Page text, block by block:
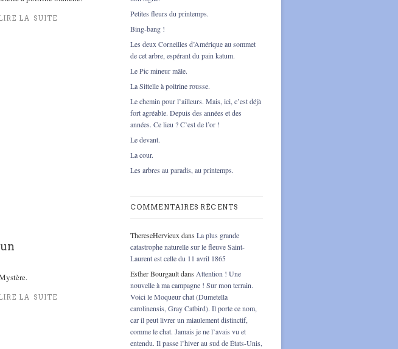
LA SUITE
LA SUITE
Petites fleurs du printemps.
Bing-bang !
Les deux Corneilles d’Amérique au sommet
de cet arbre, espérant du pain katum.
Le Pic mineur mâle.
La Sittelle à poitrine rousse.
Le chemin pour l’ailleurs. Mais, ici, c’est déjà
fort agréable. Depuis des années et des
années. Ce lieu ? C’est de l’or !
Le devant.
La cour.
Les arbres au paradis, au printemps.
COMMENTAIRES RÉCENTS
ThereseHervieux dans La plus grande
catastrophe naturelle sur le fleuve Saint-
Laurent est celle du 11 avril 1865
Esther Bourgaultdans Attention ! Une
nouvelle à ma campagne ! Sur mon terrain.
Voici le Moqueur chat (Dumetella
carolinensis, Gray Catbird). Il porte ce nom,
car il peut livrer un miaulement distinctif,
comme le chat. Jamais je ne l’avais vu et
entendu. Il passe l’hiver au sud de États-Unis,